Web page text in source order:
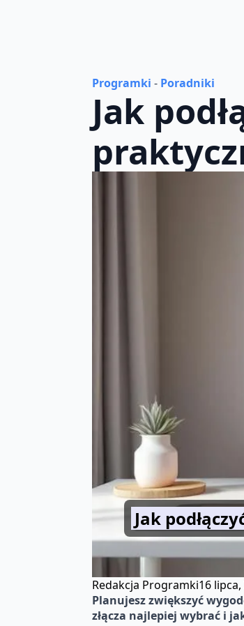
Programki - Poradniki
Jak
Jak
Redakcja Programki16
Planujesz zwiększyć
złącza najlepiej wybrać i